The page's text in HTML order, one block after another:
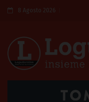
8 Agosto 2026